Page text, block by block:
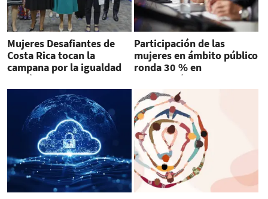
Mujeres Desafiantes de
Costa Rica tocan la
campana por la igualdad
de género
Participación de las
mujeres en ámbito público
ronda 30 % en
Latinoamérica